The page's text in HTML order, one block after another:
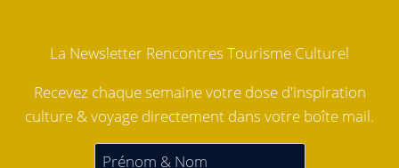
La Newsletter Rencontres Tourisme Culturel
Recevez chaque semaine votre dose d'inspiration
culture & voyage directement dans votre boîte mail.